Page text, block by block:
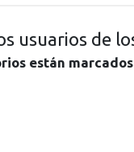
usuarios de
están